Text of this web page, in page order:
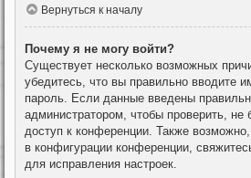
Вернуться к началу
Почему я не могу войти?
Существует несколько возможных
убедитесь, что вы правильно вводите
пароль. Если данные введены
администратором, чтобы проверить, не
доступ к конференции. Также
в конфигурации конференции,
для исправления настроек.